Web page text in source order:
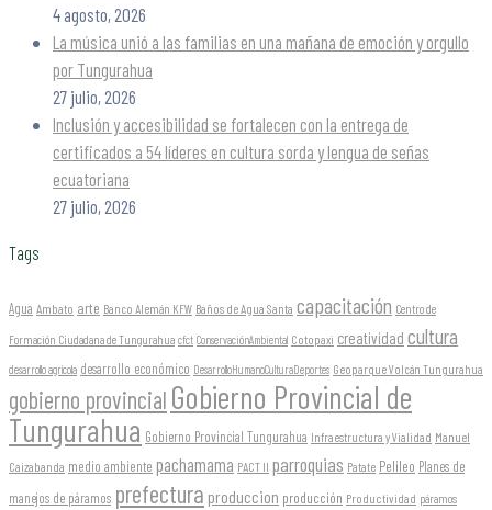
4 agosto, 2026
La música unió a las familias en una mañana de emoción y orgullo
por Tungurahua
27 julio, 2026
Inclusión y accesibilidad se fortalecen con la entrega de
certificados a 54 líderes en cultura sorda y lengua de señas
ecuatoriana
27 julio, 2026
Tags
Agua Ambato arte Banco Alemán KFW Baños de Agua Santa capacitación Centro de
Formación Ciudadana de Tungurahua cfct ConservaciónAmbiental Cotopaxi creatividad cultura
desarrollo agrícola desarrollo económico DesarrolloHumanoCulturaDeportes Geoparque Volcán Tungurahua
gobierno provincial Gobierno Provincial de
Tungurahua Gobierno Provincial Tungurahua Infraestructura y Vialidad Manuel
Caizabanda medio ambiente pachamama PACT II parroquias Patate Pelileo Planes de
manejos de páramos prefectura produccion producción Productividad páramos